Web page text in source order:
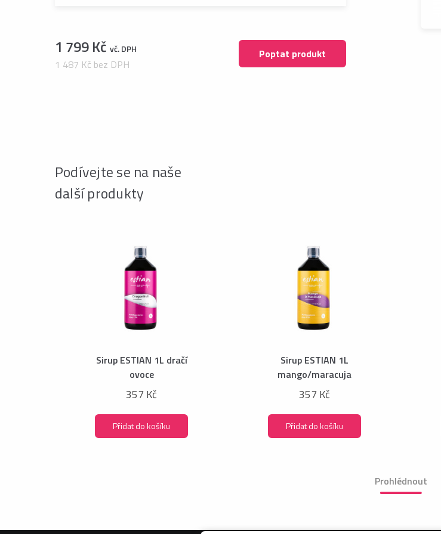
1 799 Kč vč. DPH
1 487 Kč bez DPH
Poptat produkt
Podívejte se na naše
další produkty
Sirup ESTIAN 1L dračí
ovoce
357 Kč
Přidat do košíku
Sirup ESTIAN 1L
mango/maracuja
357 Kč
Přidat do košíku
Prohlédnout